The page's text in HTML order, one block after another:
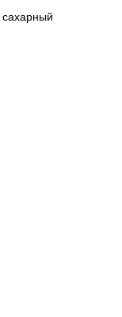
сахарный